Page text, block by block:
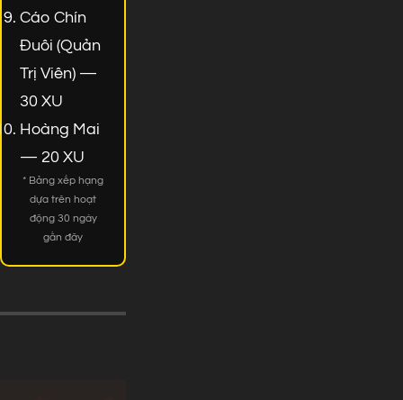
Cáo Chín
Đuôi (Quản
Trị Viên) —
30 XU
Hoàng Mai
— 20 XU
* Bảng xếp hạng
dựa trên hoạt
động 30 ngày
gần đây